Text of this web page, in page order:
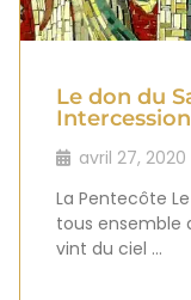
Le don du
avril 27, 2020
La Pentecôte
tous ensemble
vint du ciel …